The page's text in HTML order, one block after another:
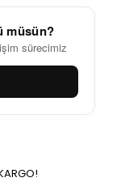
müsün?
sürecimiz